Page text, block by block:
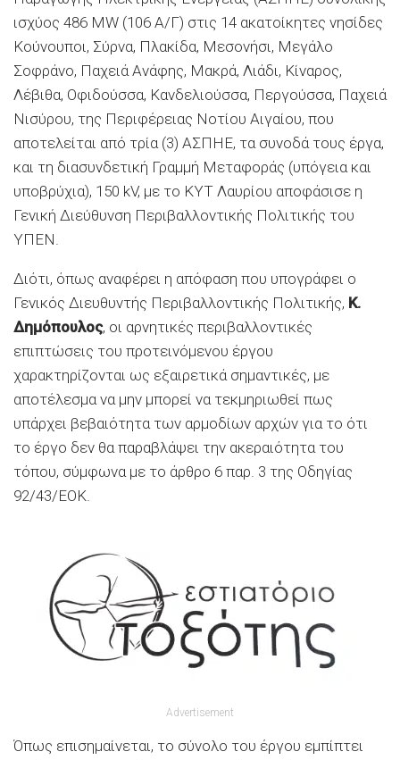
ισχύος 486 MW (106 Α/Γ) στις 14 ακατοίκητες νησίδες
Κούνουποι, Σύρνα, Πλακίδα, Μεσονήσι, Μεγάλο
Σοφράνο, Παχειά Ανάφης, Μακρά, Λιάδι, Κίναρος,
Λέβιθα, Οφιδούσσα, Κανδελιούσσα, Περγούσσα, Παχειά
Νισύρου, της Περιφέρειας Νοτίου Αιγαίου, που
αποτελείται από τρία (3) ΑΣΠΗΕ, τα συνοδά τους έργα,
και τη διασυνδετική Γραμμή Μεταφοράς (υπόγεια και
υποβρύχια), 150 kV, με το ΚΥΤ Λαυρίου αποφάσισε η
Γενική Διεύθυνση Περιβαλλοντικής Πολιτικής του
ΥΠΕΝ.
Διότι, όπως αναφέρει η απόφαση που υπογράφει ο
Γενικός Διευθυντής Περιβαλλοντικής Πολιτικής, Κ.
Δημόπουλος, οι αρνητικές περιβαλλοντικές
επιπτώσεις του προτεινόμενου έργου
χαρακτηρίζονται ως εξαιρετικά σημαντικές, με
αποτέλεσμα να μην μπορεί να τεκμηριωθεί πως
υπάρχει βεβαιότητα των αρμοδίων αρχών για το ότι
το έργο δεν θα παραβλάψει την ακεραιότητα του
τόπου, σύμφωνα με το άρθρο 6 παρ. 3 της Οδηγίας
92/43/ΕΟΚ.
Advertisement
Όπως επισημαίνεται, το σύνολο του έργου εμπίπτει